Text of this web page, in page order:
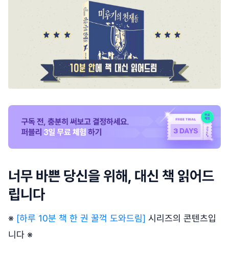
너무 바쁜 당신을 위해, 대신 책 읽어드
립니다
※ [하루 10분 책 한 권 꿀꺽 도와드림] 시리즈의 콘텐츠입
니다 ※